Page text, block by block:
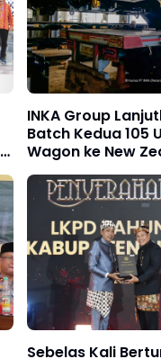
INKA Group
Batch Kedua 105
Wagon ke New
Sebelas Kali